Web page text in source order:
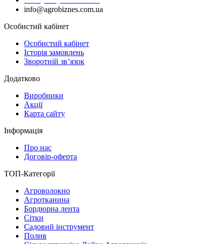
info@agrobiznes.com.ua
Особистий кабінет
Особистий кабінет
Історія замовлень
Зворотній зв’язок
Додатково
Виробники
Акції
Карта сайту
Інформація
Про нас
Договір-оферта
ТОП-Категорії
Агроволокно
Агротканина
Бордюрна лента
Сітки
Садовий інструмент
Полив